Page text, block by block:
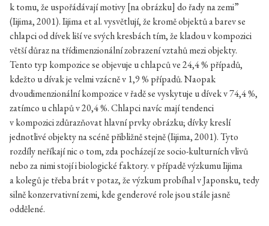
k tomu, že uspořádávají motivy [na obrázku] do řady na zemi”
(Iijima, 2001). Iijima et al. vysvětlují, že kromě objektů a barev se
chlapci od dívek liší ve svých kresbách tím, že kladou v kompozici
větší důraz na třídimenzionální zobrazení vztahů mezi objekty.
Tento typ kompozice se objevuje u chlapců ve 24,4 % případů,
kdežto u dívak je velmi vzácně v 1,9 % případů. Naopak
dvoudimenzionální kompozice v řadě se vyskytuje u dívek v 74,4 %,
zatímco u chlapů v 20,4 %. Chlapci navíc mají tendenci
v kompozici zdůrazňovat hlavní prvky obrázku; dívky kreslí
jednotlivé objekty na scéně přibližně stejně (Iijima, 2001). Tyto
rozdíly neříkají nic o tom, zda pocházejí ze socio-kulturních vlivů
nebo za nimi stojí i biologické faktory. v případě výzkumu Iijima
a kolegů je třeba brát v potaz, že výzkum probíhal v Japonsku, tedy
silně konzervativní zemi, kde genderové role jsou stále jasně
oddělené.